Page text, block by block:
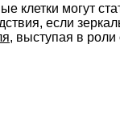
клетки могут
если
, выступая в роли